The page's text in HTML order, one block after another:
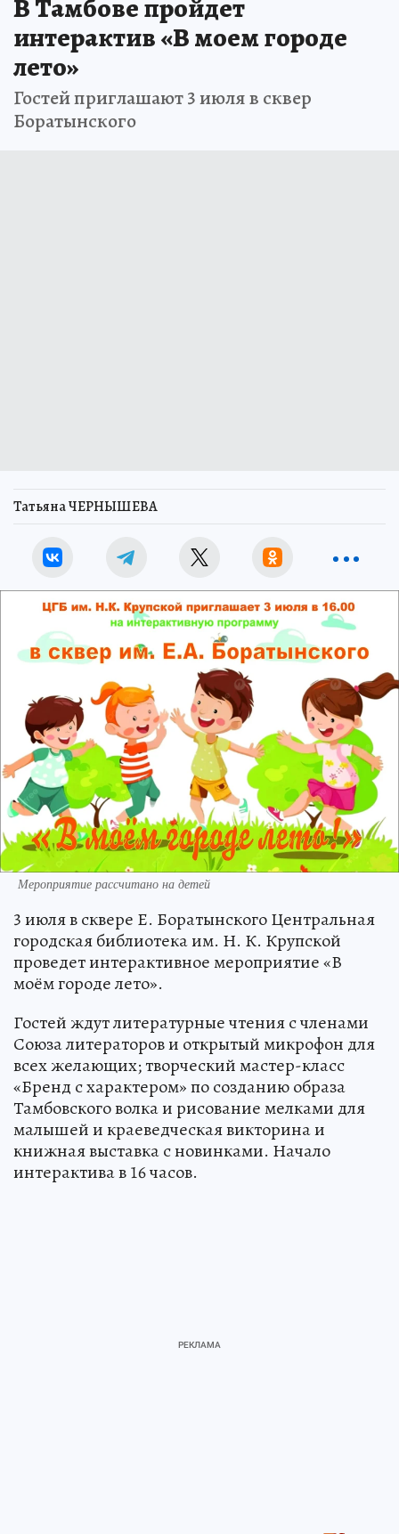
НОВОСТИ ОБЩЕСТВО 3 июля 2026 9:34
В Тамбове пройдет
интерактив «В моем городе
лето»
Гостей приглашают 3 июля в сквер
Мероприятие рассчитано на детей
3 июля в сквере Е. Боратынского Центральная
городская библиотека им. Н. К. Крупской
проведет интерактивное мероприятие «В
моём городе лето».
Гостей ждут литературные чтения с членами
Союза литераторов и открытый микрофон для
всех желающих; творческий мастер-класс
«Бренд с характером» по созданию образа
Тамбовского волка и рисование мелками для
малышей и краеведческая викторина и
книжная выставка с новинками. Начало